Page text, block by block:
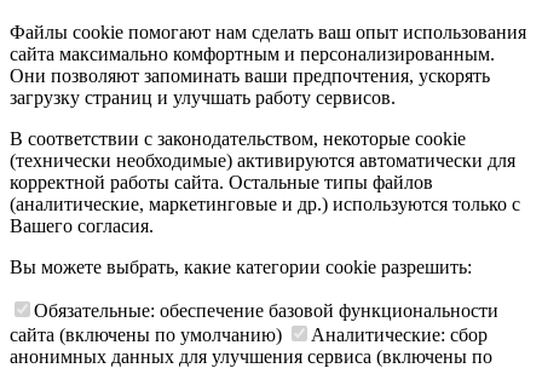
Файлы cookie помогают нам сделать ваш опыт использования
сайта максимально комфортным и персонализированным.
Они позволяют запоминать ваши предпочтения, ускорять
загрузку страниц и улучшать работу сервисов.
В соответствии с законодательством, некоторые cookie
(технически необходимые) активируются автоматически для
корректной работы сайта. Остальные типы файлов
(аналитические, маркетинговые и др.) используются только с
Вашего согласия.
Вы можете выбрать, какие категории cookie разрешить:
Обязательные: обеспечение базовой функциональности
сайта (включены по умолчанию)
Аналитические: сбор
анонимных данных для улучшения сервиса (включены по